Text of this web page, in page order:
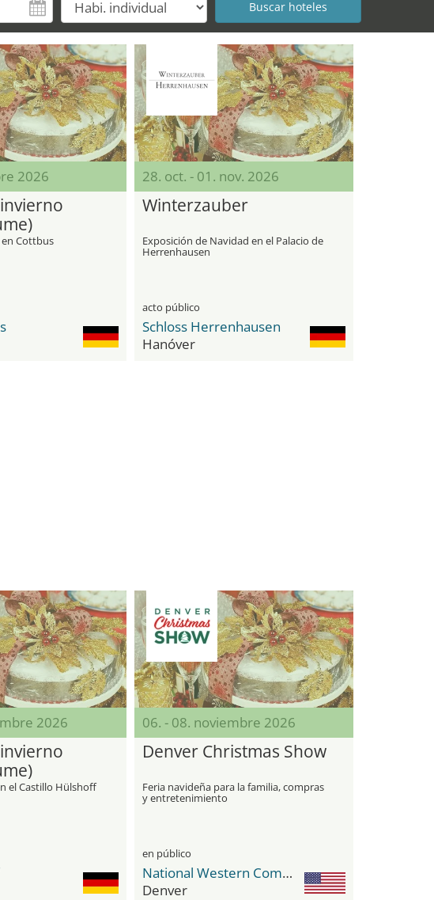
2026
Cottbus
28. oct. - 01. nov. 2026
Winterzauber
Exposición de Navidad en el Palacio de
Herrenhausen
acto público
Schloss Herrenhausen
Hanóver
2026
el Castillo Hülshoff
06. - 08. noviembre 2026
Denver Christmas Show
Feria navideña para la familia, compras
y entretenimiento
en público
National Western Complex
Denver